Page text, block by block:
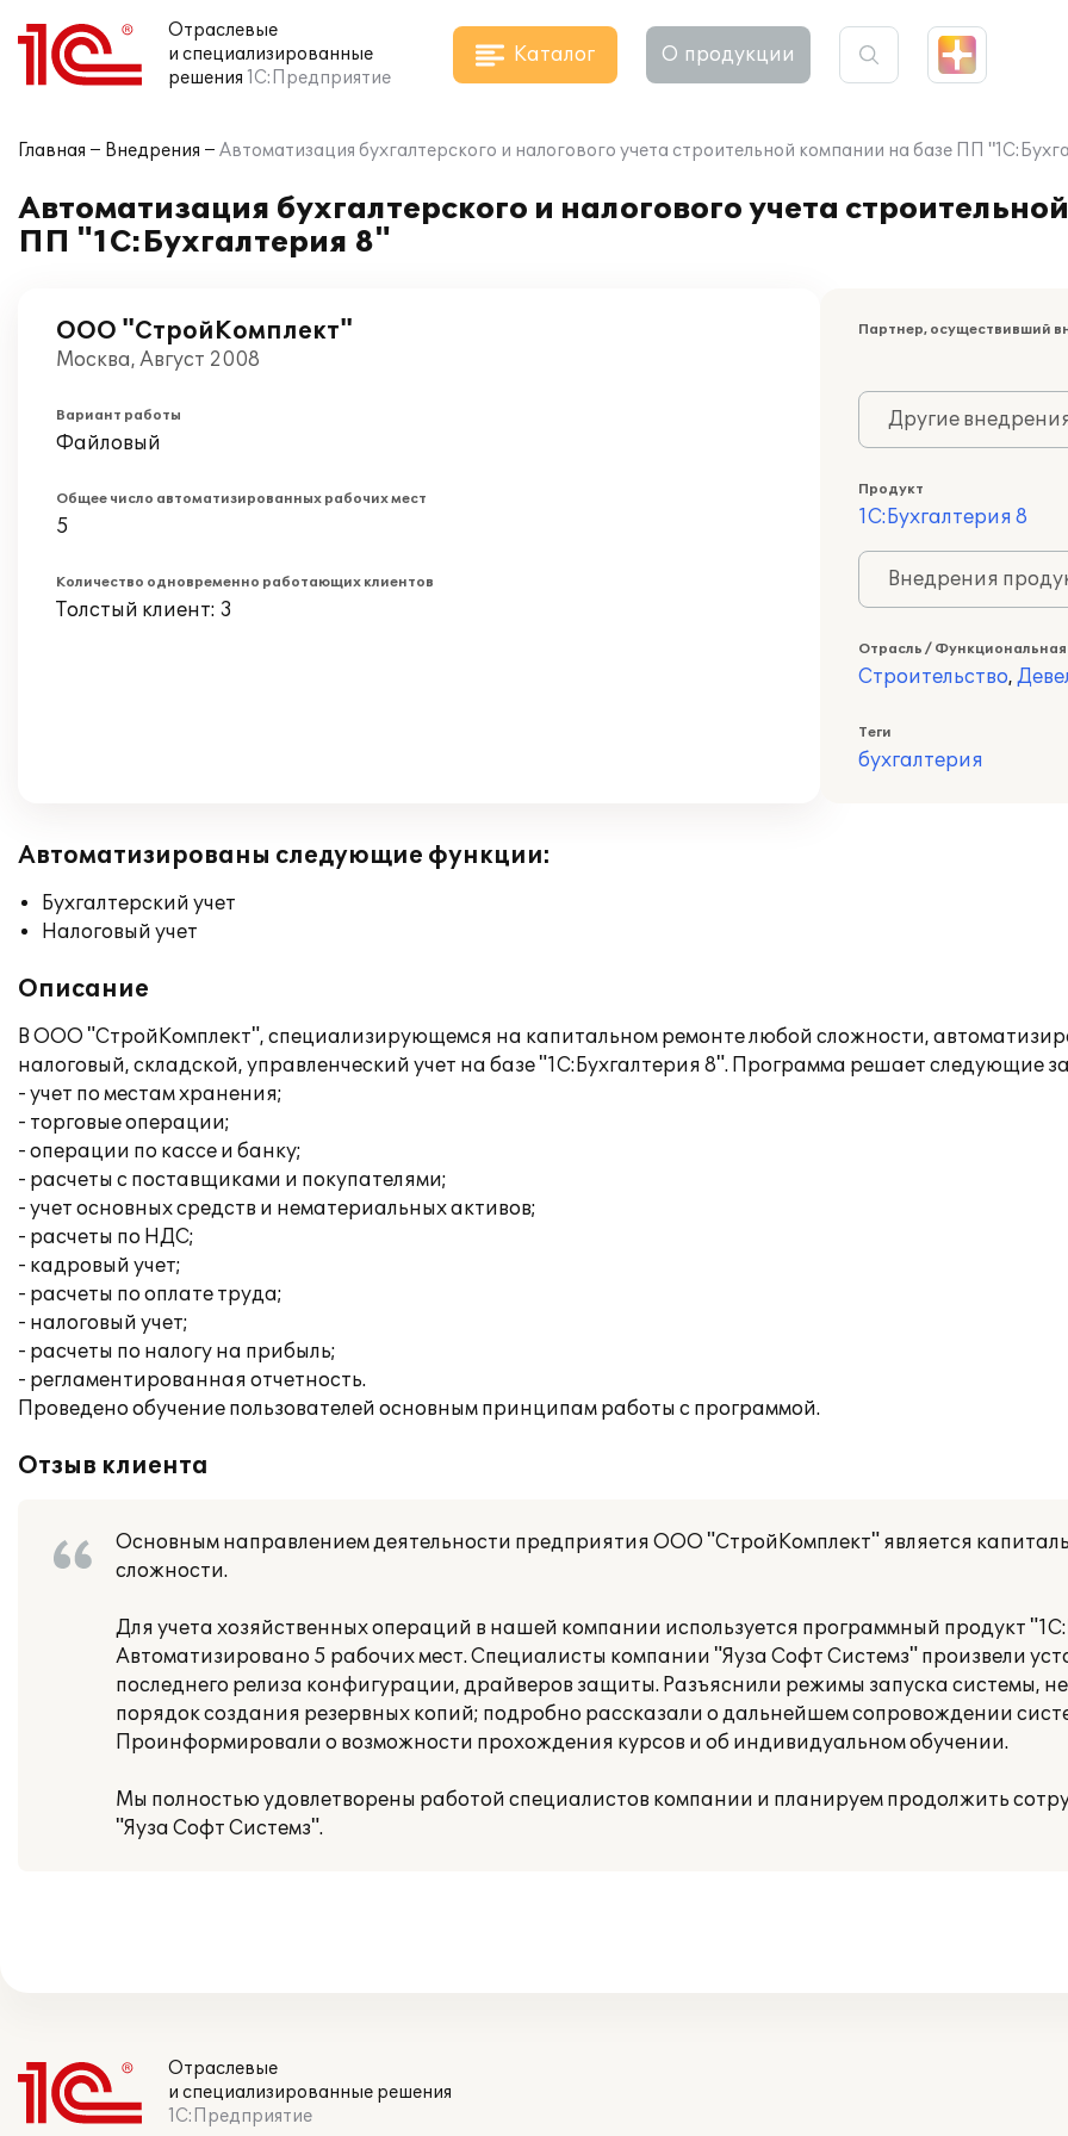
Отраслевые
и специализированные
решения 1С:Предприятие
Каталог О продукции
Главная Внедрения Автоматизация бухгалтерского и налогового учета строительной компании на базе ПП
Автоматизация бухгалтерского и налогового учета
ПП "1С:Бухгалтерия 8"
ООО "СтройКомплект"
Москва, Август 2008
Вариант работы
Файловый
Общее число автоматизированных рабочих мест
5
Количество одновременно работающих клиентов
Толстый клиент: 3
Партнер, осуществивший
Другие
Продукт
1С:Бухгалтерия 8
Внедрения
Отрасль / Функциональная
Строительство,
Теги
бухгалтерия
Автоматизированы следующие функции:
Бухгалтерский учет
Налоговый учет
Описание
В ООО "СтройКомплект", специализирующемся на капитальном ремонте любой сложности,
налоговый, складской, управленческий учет на базе "1С:Бухгалтерия 8". Программа решает следующие
- учет по местам хранения;
- торговые операции;
- операции по кассе и банку;
- расчеты с поставщиками и покупателями;
- учет основных средств и нематериальных активов;
- расчеты по НДС;
- кадровый учет;
- расчеты по оплате труда;
- налоговый учет;
- расчеты по налогу на прибыль;
- регламентированная отчетность.
Проведено обучение пользователей основным принципам работы с программой.
Отзыв клиента
Основным направлением деятельности предприятия ООО "СтройКомплект" является
сложности.
Для учета хозяйственных операций в нашей компании используется программный продукт
Автоматизировано 5 рабочих мест. Специалисты компании "Яуза Софт Системз" произвели
последнего релиза конфигурации, драйверов защиты. Разъяснили режимы запуска системы,
порядок создания резервных копий; подробно рассказали о дальнейшем сопровождении
Проинформировали о возможности прохождения курсов и об индивидуальном обучении.
Мы полностью удовлетворены работой специалистов компании и планируем продолжить
"Яуза Софт Системз".
Отраслевые
и специализированные решения
1С:Предприятие